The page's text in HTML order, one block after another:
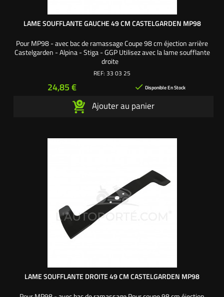
LAME SOUFFLANTE GAUCHE 49 CM CASTELGARDEN MP98
Pour MP98 - avec bac de ramassage Coupe 98 cm éjection arrière
Castelgarden - Alpina - Stiga - GGP Utilisez avec la lame soufflante
droite
REF: 33 03 25
Prix
24,85 €  Disponible En Stock
Ajouter au panier
LAME SOUFFLANTE DROITE 49 CM CASTELGARDEN MP98